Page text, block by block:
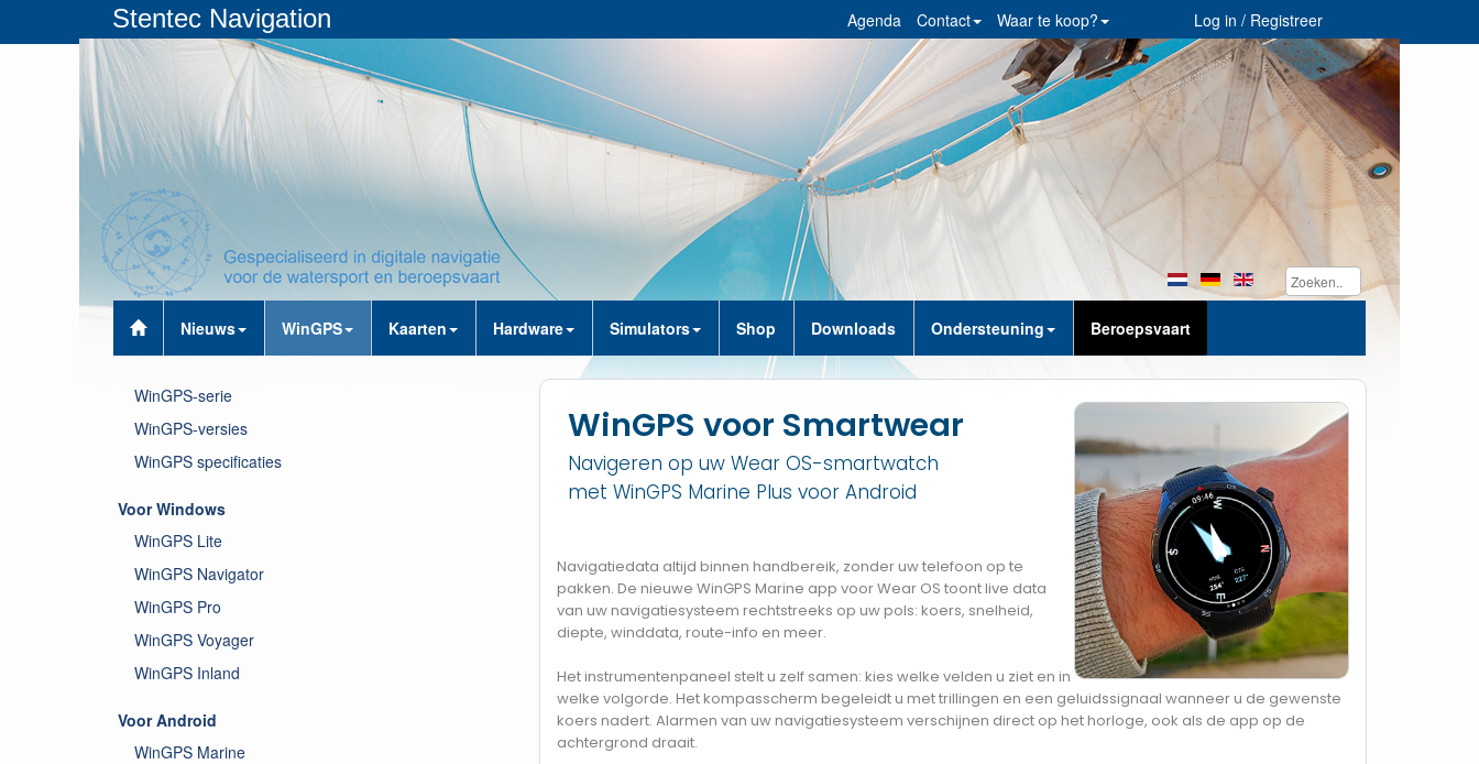
Stentec Navigation Log in / Registreer
Waar te koop?
Contact
Agenda
Nieuws WinGPS Kaarten Hardware Simulators Shop Downloads Ondersteuning Beroepsvaart
WinGPS voor Smartwear
Navigeren op uw Wear OS-smartwatch
met WinGPS Marine Plus voor Android
Navigatiedata altijd binnen handbereik, zonder uw telefoon op te
pakken. De nieuwe WinGPS Marine app voor Wear OS toont live data
van uw navigatiesysteem rechtstreeks op uw pols: koers, snelheid,
diepte, winddata, route-info en meer.
Het instrumentenpaneel stelt u zelf samen: kies welke velden u ziet en in
welke volgorde. Het kompasscherm begeleidt u met trillingen en een geluidssignaal wanneer u de gewenste
koers nadert. Alarmen van uw navigatiesysteem verschijnen direct op het horloge, ook als de app op de
achtergrond draait.
WinGPS-serie
WinGPS-versies
WinGPS specificaties
Voor Windows
WinGPS Lite
WinGPS Navigator
WinGPS Pro
WinGPS Voyager
WinGPS Inland
Voor Android
WinGPS Marine